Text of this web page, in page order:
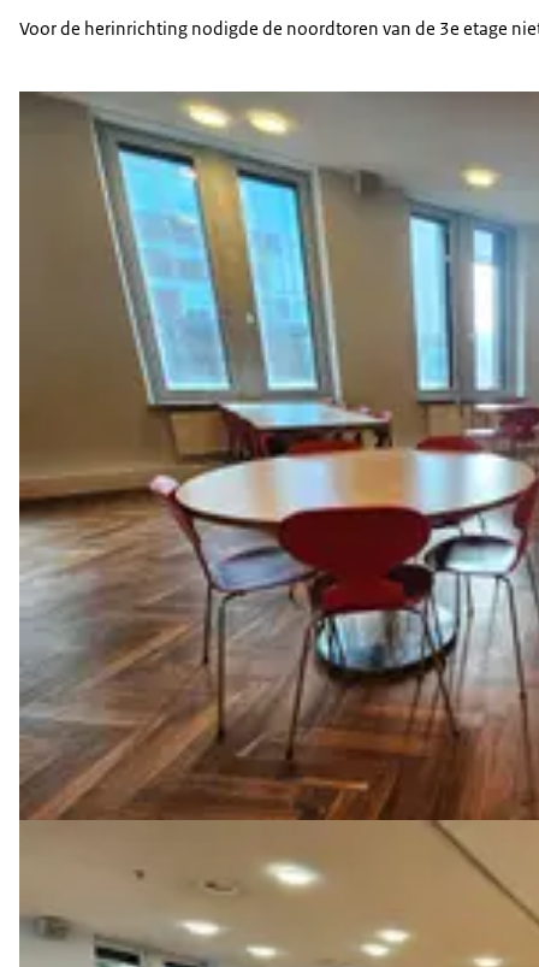
Voor de herinrichting nodigde de noordtoren van de 3e etage